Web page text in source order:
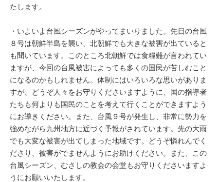
たします。
・いよいよ台風シーズンがやってまいりました。先日の台風
８号は朝鮮半島を襲い、北朝鮮でも大きな被害が出ていると
も聞いています。このところ北朝鮮では食糧難が言われてい
ますが、今回の台風被害によっても多くの国民が苦しむこと
になるのかもしれません。体制にはいろいろな思いがありま
すが、どうぞ人々をお守りくださいますように、国の指導者
たちも何よりも国民のことを考えて行くことができますよう
にお導きください。また、台風９号が発生し、非常に勢力を
強めながら九州地方に近づく予報がされています。先の大雨
でも大変な被害が出てしまった地域です。どうぞ憐れんでく
ださり、被害がでませんようにお助けください。また、この
台風シーズン、むさしの教会の会堂もお守りくださいますよ
うにお願いいたします。